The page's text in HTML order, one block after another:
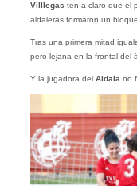
Villlegas tenía claro que el
aldaieras formaron un
Tras una primera mitad
pero lejana en la frontal del
Y la jugadora del Aldaia no